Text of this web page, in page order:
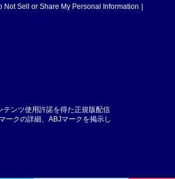
Not Sell or Share My Personal Information
ンツ使用許諾を得た正規版配信
ークの詳細、ABJマークを掲示し